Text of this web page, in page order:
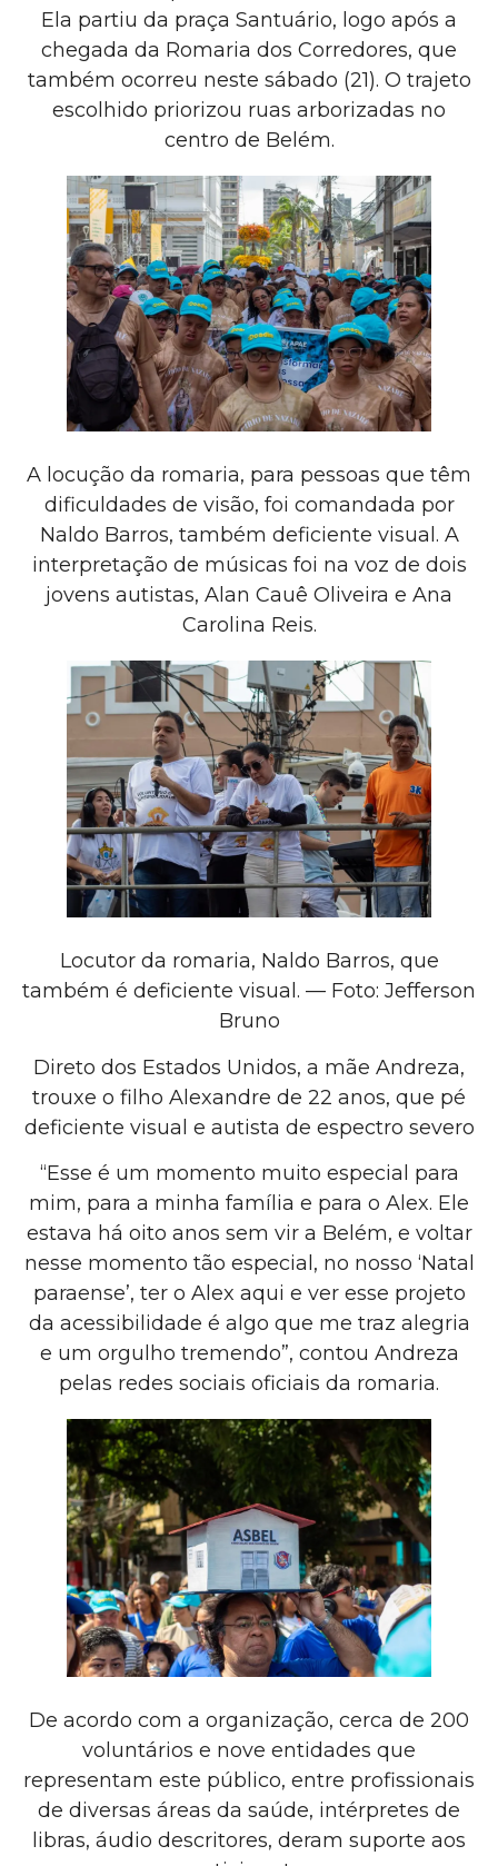
Ela partiu da praça Santuário, logo após a
chegada da Romaria dos Corredores, que
também ocorreu neste sábado (21). O trajeto
escolhido priorizou ruas arborizadas no
centro de Belém.
A locução da romaria, para pessoas que têm
dificuldades de visão, foi comandada por
Naldo Barros, também deficiente visual. A
interpretação de músicas foi na voz de dois
jovens autistas, Alan Cauê Oliveira e Ana
Carolina Reis.
Locutor da romaria, Naldo Barros, que
também é deficiente visual. — Foto: Jefferson
Bruno
Direto dos Estados Unidos, a mãe Andreza,
trouxe o filho Alexandre de 22 anos, que pé
deficiente visual e autista de espectro severo
“Esse é um momento muito especial para
mim, para a minha família e para o Alex. Ele
estava há oito anos sem vir a Belém, e voltar
nesse momento tão especial, no nosso ‘Natal
paraense’, ter o Alex aqui e ver esse projeto
da acessibilidade é algo que me traz alegria
e um orgulho tremendo”, contou Andreza
pelas redes sociais oficiais da romaria.
De acordo com a organização, cerca de 200
voluntários e nove entidades que
representam este público, entre profissionais
de diversas áreas da saúde, intérpretes de
libras, áudio descritores, deram suporte aos